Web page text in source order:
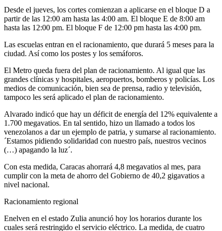
Desde el jueves, los cortes comienzan a aplicarse en el bloque D a
partir de las 12:00 am hasta las 4:00 am. El bloque E de 8:00 am
hasta las 12:00 pm. El bloque F de 12:00 pm hasta las 4:00 pm.
Las escuelas entran en el racionamiento, que durará 5 meses para la
ciudad. Así como los postes y los semáforos.
El Metro queda fuera del plan de racionamiento. Al igual que las
grandes clínicas y hospitales, aeropuertos, bomberos y policías. Los
medios de comunicación, bien sea de prensa, radio y televisión,
tampoco les será aplicado el plan de racionamiento.
Alvarado indicó que hay un déficit de energía del 12% equivalente a
1.700 megavatios. En tal sentido, hizo un llamado a todos los
venezolanos a dar un ejemplo de patria, y sumarse al racionamiento.
´Estamos pidiendo solidaridad con nuestro país, nuestros vecinos
(…) apagando la luz´.
Con esta medida, Caracas ahorrará 4,8 megavatios al mes, para
cumplir con la meta de ahorro del Gobierno de 40,2 gigavatios a
nivel nacional.
Racionamiento regional
Enelven en el estado Zulia anunció hoy los horarios durante los
cuales será restringido el servicio eléctrico. La medida, de cuatro